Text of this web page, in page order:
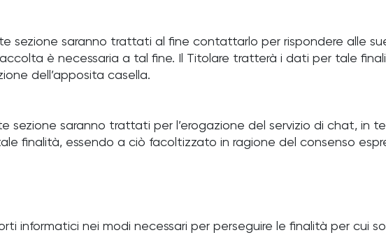
sezione saranno trattati al fine contattarlo per rispondere alle
è necessaria a tal fine. Il Titolare tratterà i dati per tale
dell’apposita casella.
sezione saranno trattati per l’erogazione del servizio di chat, in
finalità, essendo a ciò facoltizzato in ragione del consenso
informatici nei modi necessari per perseguire le finalità per cui